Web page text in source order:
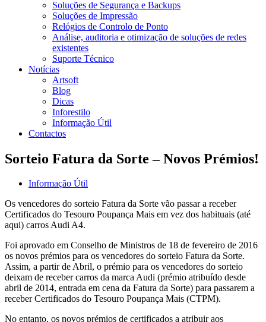
Soluções de Segurança e Backups
Soluções de Impressão
Relógios de Controlo de Ponto
Análise, auditoria e otimização de soluções de redes
existentes
Suporte Técnico
Notícias
Artsoft
Blog
Dicas
Inforestilo
Informação Útil
Contactos
Sorteio Fatura da Sorte – Novos Prémios!
Informação Útil
Os vencedores do sorteio Fatura da Sorte vão passar a receber
Certificados do Tesouro Poupança Mais em vez dos habituais (até
aqui) carros Audi A4.
Foi aprovado em Conselho de Ministros de 18 de fevereiro de 2016
os novos prémios para os vencedores do sorteio Fatura da Sorte.
Assim, a partir de Abril, o prémio para os vencedores do sorteio
deixam de receber carros da marca Audi (prémio atribuído desde
abril de 2014, entrada em cena da Fatura da Sorte) para passarem a
receber Certificados do Tesouro Poupança Mais (CTPM).
No entanto, os novos prémios de certificados a atribuir aos